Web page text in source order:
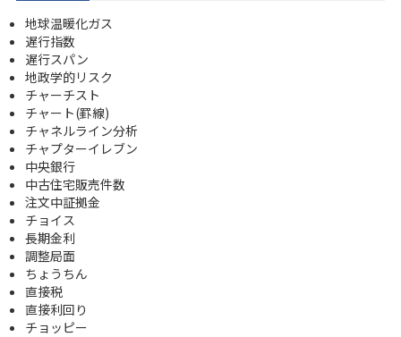
地球温暖化ガス
遅行指数
遅行スパン
地政学的リスク
チャーチスト
チャート(罫線)
チャネルライン分析
チャプターイレブン
中央銀行
中古住宅販売件数
注文中証拠金
チョイス
長期金利
調整局面
ちょうちん
直接税
直接利回り
チョッピー